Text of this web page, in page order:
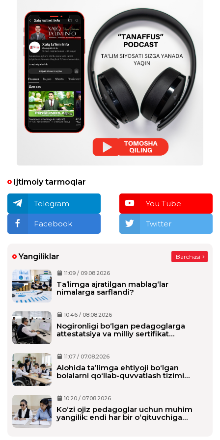
kiritishga urinib koʻring iltimos. Chunki
kuzgi attestatsiya orqali Vazir jamgʻarmasi
va Yil oʻqituvchisi uchun saralov boʻladi.
Toʻlov qilganmiz lekin topshirishga
ikkilanyapmiz. Chunki kuzgi imtihonlar
ancha murakkabroq boʻlyapti. Eʼtibor uchun
rahmat
taxrirlangan
Ijtimoiy tarmoqlar
Telegram You Tube
Facebook Twitter
Yangiliklar Barchasi
11:09 / 09.08.2026
Ta’limga ajratilgan mablag‘lar
nimalarga sarflandi?
10:46 / 08.08.2026
Nogironligi bo‘lgan pedagoglarga
attestatsiya va milliy sertifikat
11:07 / 07.08.2026
Alohida taʼlimga ehtiyoji boʻlgan
bolalarni qoʻllab-quvvatlash tizimi
10:20 / 07.08.2026
Ko‘zi ojiz pedagoglar uchun muhim
yangilik: endi har bir o‘qituvchiga